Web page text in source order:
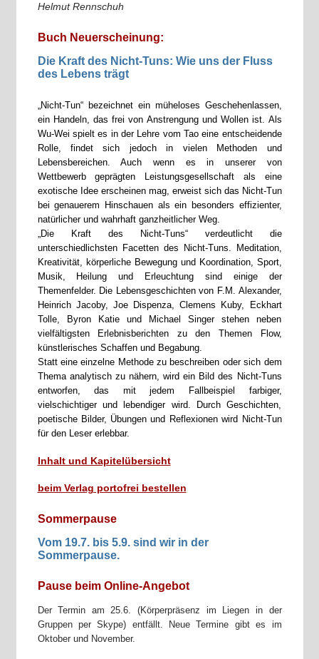
Helmut Rennschuh
Buch Neuerscheinung:
Die Kraft des Nicht-Tuns: Wie uns der Fluss
des Lebens trägt
„Nicht-Tun“ bezeichnet ein müheloses Geschehenlassen,
ein Handeln, das frei von Anstrengung und Wollen ist. Als
Wu-Wei spielt es in der Lehre vom Tao eine entscheidende
Rolle, findet sich jedoch in vielen Methoden und
Lebensbereichen. Auch wenn es in unserer von
Wettbewerb geprägten Leistungsgesellschaft als eine
exotische Idee erscheinen mag, erweist sich das Nicht-Tun
bei genauerem Hinschauen als ein besonders effizienter,
natürlicher und wahrhaft ganzheitlicher Weg.
„Die Kraft des Nicht-Tuns“ verdeutlicht die
unterschiedlichsten Facetten des Nicht-Tuns. Meditation,
Kreativität, körperliche Bewegung und Koordination, Sport,
Musik, Heilung und Erleuchtung sind einige der
Themenfelder. Die Lebensgeschichten von F.M. Alexander,
Heinrich Jacoby, Joe Dispenza, Clemens Kuby, Eckhart
Tolle, Byron Katie und Michael Singer stehen neben
vielfältigsten Erlebnisberichten zu den Themen Flow,
künstlerisches Schaffen und Begabung.
Statt eine einzelne Methode zu beschreiben oder sich dem
Thema analytisch zu nähern, wird ein Bild des Nicht-Tuns
entworfen, das mit jedem Fallbeispiel farbiger,
vielschichtiger und lebendiger wird. Durch Geschichten,
poetische Bilder, Übungen und Reflexionen wird Nicht-Tun
für den Leser erlebbar.
Inhalt und Kapitelübersicht
beim Verlag portofrei bestellen
Sommerpause
Vom 19.7. bis 5.9. sind wir in der
Sommerpause.
Pause beim Online-Angebot
Der Termin am 25.6. (Körperpräsenz im Liegen in der
Gruppen per Skype) entfällt. Neue Termine gibt es im
Oktober und November.